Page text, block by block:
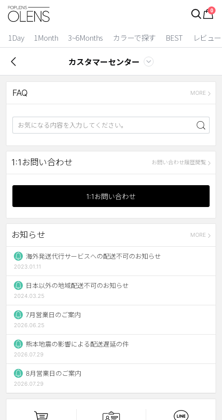
0
1Day 1Month 3~6Months カラーで探す BEST レビュー
ログイン
カラコン比較
今月限定特典
ベスト
カラコン
1 Day
カラー
ブラウン
グレー
ブラック
ヘーゼル
グリーン
ブルー
ピンク
透明
ハロウィンカラコン
ケア用品
レビュー
EYEしてる
カスタマーセンター
FAQ MORE
1:1お問い合わせ
1:1お問い合わせ
お問い合わせ履歴閲覧
お知らせ
海外発送代行サービスへの配送不可のお知らせ
2023.01.11
日本以外の地域配送不可のお知らせ
2024.03.25
7月営業日のご案内
2026.06.25
熊本地震の影響による配送遅延の件
2026.07.29
8月営業日のご案内
2026.07.29
MORE